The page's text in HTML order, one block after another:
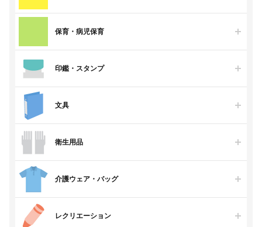
保育・病児保育
印鑑・スタンプ
文具
衛生用品
介護ウェア・バッグ
レクリエーション